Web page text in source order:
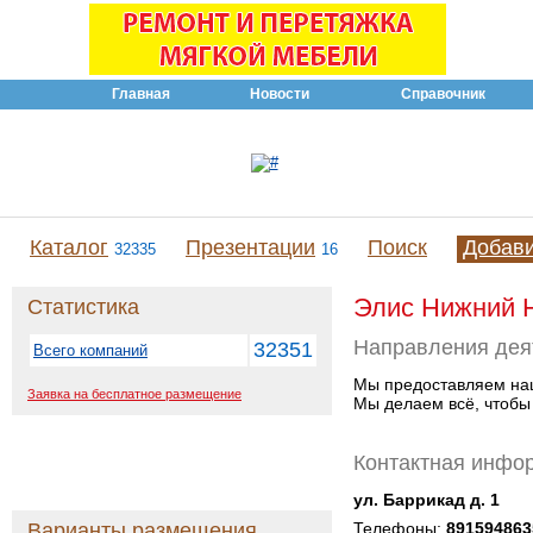
Главная Новости Справочник
Каталог 32335 Презентации 16 Поиск
Статистика
Всего компаний 32351
Заявка на бесплатное размещение
Элис Нижний
Направления
Мы предоставляем
Мы делаем всё, чтобы
Контактная
ул. Баррикад д. 1
Телефоны: